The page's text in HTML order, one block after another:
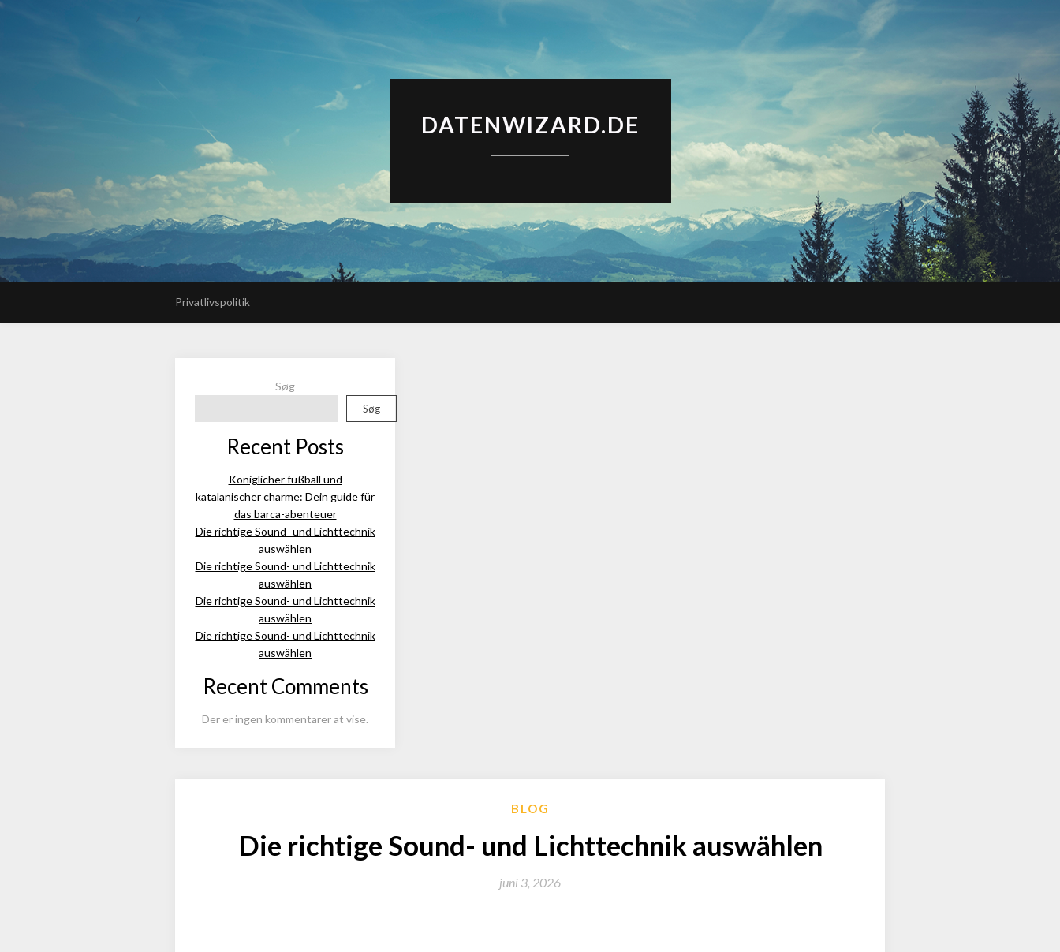
DATENWIZARD.DE
Privatlivspolitik
Søg
Søg
Recent Posts
Königlicher fußball und
katalanischer charme: Dein guide für
das barca-abenteuer
Die richtige Sound- und Lichttechnik
auswählen
Die richtige Sound- und Lichttechnik
auswählen
Die richtige Sound- und Lichttechnik
auswählen
Die richtige Sound- und Lichttechnik
auswählen
Recent Comments
Der er ingen kommentarer at vise.
BLOG
Die richtige Sound- und Lichttechnik auswählen
juni 3, 2026